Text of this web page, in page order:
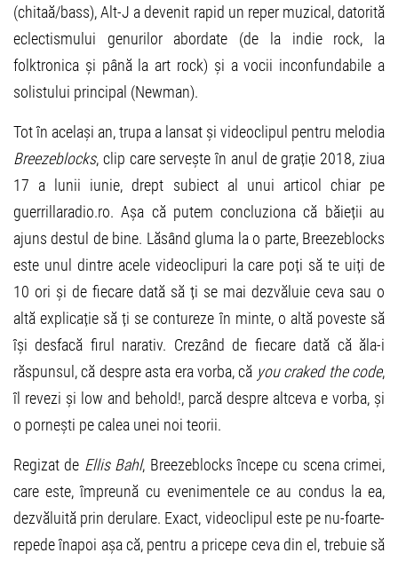
(chitaă/bass), Alt-J a devenit rapid un reper muzical, datorită
eclectismului genurilor abordate (de la indie rock, la
folktronica și până la art rock) și a vocii inconfundabile a
solistului principal (Newman).
Tot în același an, trupa a lansat și videoclipul pentru melodia
Breezeblocks, clip care servește în anul de grație 2018, ziua
17 a lunii iunie, drept subiect al unui articol chiar pe
guerrillaradio.ro. Așa că putem concluziona că băieții au
ajuns destul de bine. Lăsând gluma la o parte, Breezeblocks
este unul dintre acele videoclipuri la care poți să te uiți de
10 ori și de fiecare dată să ți se mai dezvăluie ceva sau o
altă explicație să ți se contureze în minte, o altă poveste să
își desfacă firul narativ. Crezând de fiecare dată că ăla-i
răspunsul, că despre asta era vorba, că you craked the code,
îl revezi și low and behold!, parcă despre altceva e vorba, și
o pornești pe calea unei noi teorii.
Regizat de Ellis Bahl, Breezeblocks începe cu scena crimei,
care este, împreună cu evenimentele ce au condus la ea,
dezvăluită prin derulare. Exact, videoclipul este pe nu-foarte-
repede înapoi așa că, pentru a pricepe ceva din el, trebuie să